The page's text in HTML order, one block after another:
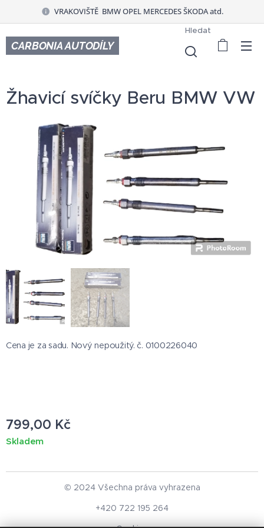
VRAKOVIŠTĚ BMW OPEL MERCEDES ŠKODA atd.
CARBONIA AUTODÍLY
Hledat
Žhavicí svíčky Beru BMW VW
Cena je za sadu. Nový nepoužitý. č. 0100226040
799,00 Kč
Skladem
© 2024 Všechna práva vyhrazena
+420 722 195 264